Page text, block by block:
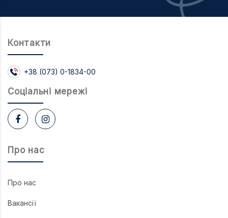
Про нас
Про нас
Вакансії
Контакти
+38 (073) 0-1834-00
Соцiальнi мережi